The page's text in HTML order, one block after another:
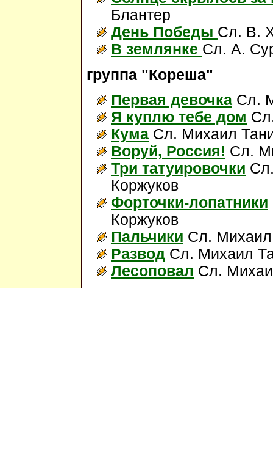
Блантер
День Победы Сл. В.
В землянке Сл. А.
группа "Кореша"
Первая девочка Сл.
Я куплю тебе дом
Кума Сл. Михаил
Воруй, Россия! Сл.
Три татуировочки
Коржуков
Форточки-лопатники
Коржуков
Пальчики Сл. Михаил
Развод Сл. Михаил
Лесоповал Сл.